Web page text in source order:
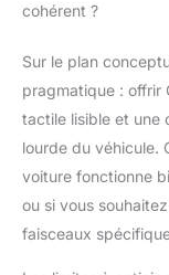
cohérent ?
Sur le plan
pragmatique : offrir
tactile lisible et une
lourde du véhicule.
voiture fonctionne
ou si vous
faisceaux